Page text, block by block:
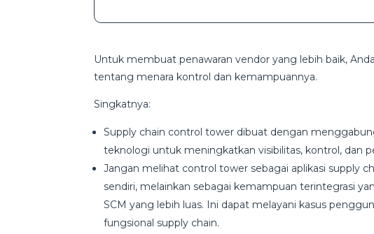
Untuk membuat penawaran vendor yang lebih baik,
tentang menara kontrol dan kemampuannya.
Singkatnya:
Supply chain control tower dibuat dengan
teknologi untuk meningkatkan visibilitas, kontrol, dan
Jangan melihat control tower sebagai aplikasi supply
sendiri, melainkan sebagai kemampuan terintegrasi
SCM yang lebih luas. Ini dapat melayani kasus
fungsional supply chain.